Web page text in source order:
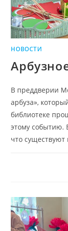
НОВОСТИ
В преддверии
арбуза»,
библиотеке
этому событию.
что